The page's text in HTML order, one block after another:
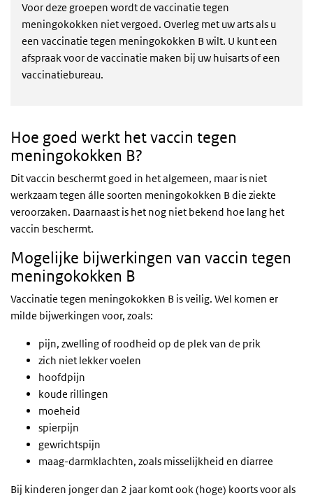
Voor deze groepen wordt de vaccinatie tegen
meningokokken niet vergoed. Overleg met uw arts als u
een vaccinatie tegen meningokokken B wilt. U kunt een
afspraak voor de vaccinatie maken bij uw huisarts of een
vaccinatiebureau.
Hoe goed werkt het vaccin tegen
meningokokken B?
Dit vaccin beschermt goed in het algemeen, maar is niet
werkzaam tegen álle soorten meningokokken B die ziekte
veroorzaken. Daarnaast is het nog niet bekend hoe lang het
vaccin beschermt.
Mogelijke bijwerkingen van vaccin tegen
meningokokken B
Vaccinatie tegen meningokokken B is veilig. Wel komen er
milde bijwerkingen voor, zoals:
pijn, zwelling of roodheid op de plek van de prik
zich niet lekker voelen
hoofdpijn
koude rillingen
moeheid
spierpijn
gewrichtspijn
maag-darmklachten, zoals misselijkheid en diarree
Bij kinderen jonger dan 2 jaar komt ook (hoge) koorts voor als